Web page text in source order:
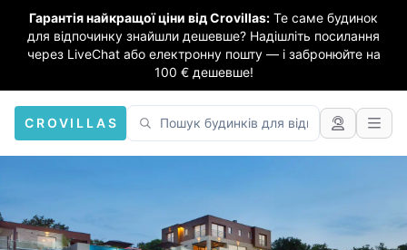
Гарантія найкращої ціни від Crovillas: Те саме будинок
для відпочинку знайшли дешевше? Надішліть посилання
через LiveChat або електронну пошту — і забронюйте на
100 € дешевше!
CROVILLAS